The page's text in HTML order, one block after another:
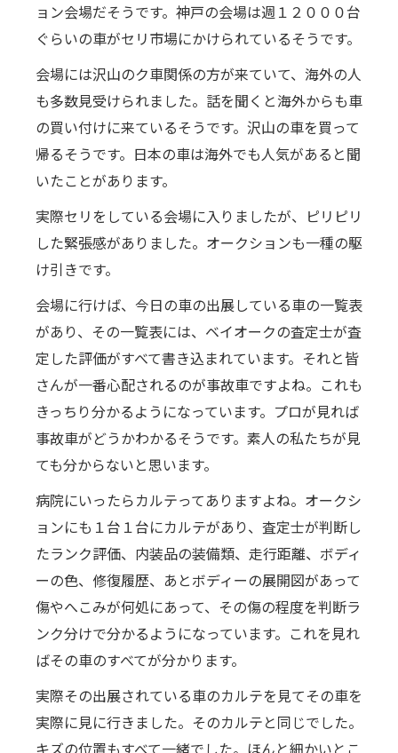
ョン会場だそうです。神戸の会場は週１２０００台
ぐらいの車がセリ市場にかけられているそうです。
会場には沢山のク車関係の方が来ていて、海外の人
も多数見受けられました。話を聞くと海外からも車
の買い付けに来ているそうです。沢山の車を買って
帰るそうです。日本の車は海外でも人気があると聞
いたことがあります。
実際セリをしている会場に入りましたが、ピリピリ
した緊張感がありました。オークションも一種の駆
け引きです。
会場に行けば、今日の車の出展している車の一覧表
があり、その一覧表には、ベイオークの査定士が査
定した評価がすべて書き込まれています。それと皆
さんが一番心配されるのが事故車ですよね。これも
きっちり分かるようになっています。プロが見れば
事故車がどうかわかるそうです。素人の私たちが見
ても分からないと思います。
病院にいったらカルテってありますよね。オークシ
ョンにも１台１台にカルテがあり、査定士が判断し
たランク評価、内装品の装備類、走行距離、ボディ
ーの色、修復履歴、あとボディーの展開図があって
傷やへこみが何処にあって、その傷の程度を判断ラ
ンク分けで分かるようになっています。これを見れ
ばその車のすべてが分かります。
実際その出展されている車のカルテを見てその車を
実際に見に行きました。そのカルテと同じでした。